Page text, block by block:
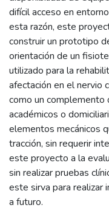
difícil acceso en
esta razón, este
construir un prototipo
orientación de un
utilizado para la
afectación en el nervio
como un complemento
académicos o
elementos mecánicos
tracción, sin requerir
este proyecto a la
sin realizar pruebas
este sirva para realizar
a futuro.